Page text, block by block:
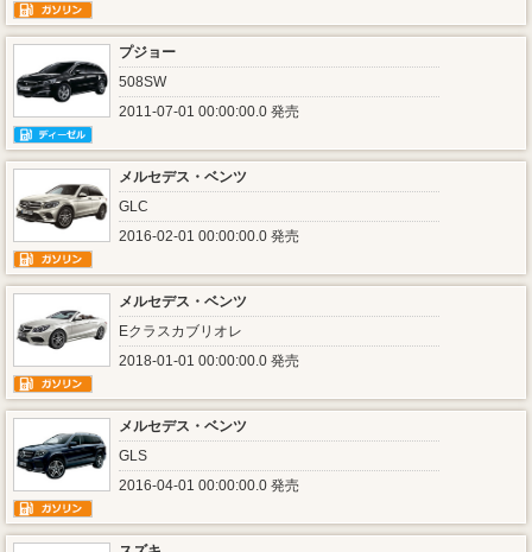
プジョー
508SW
2011-07-01 00:00:00.0 発売
メルセデス・ベンツ
GLC
2016-02-01 00:00:00.0 発売
メルセデス・ベンツ
Eクラスカブリオレ
2018-01-01 00:00:00.0 発売
メルセデス・ベンツ
GLS
2016-04-01 00:00:00.0 発売